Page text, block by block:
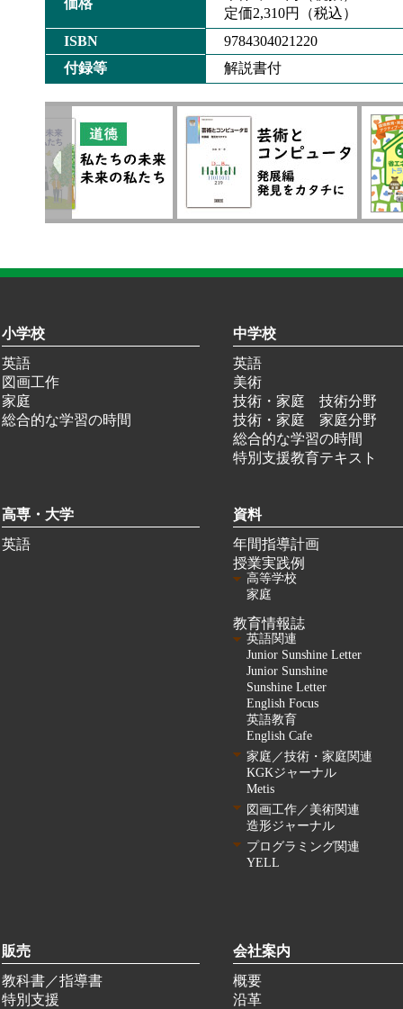
定価2,310円（税込）
ISBN
9784304021220
付録等
解説書付
小学校
英語
図画工作
家庭
総合的な学習の時間
中学校
英語
美術
技術・家庭 技術分野
技術・家庭 家庭分野
総合的な学習の時間
特別支援教育テキスト
高専・大学
英語
資料
年間指導計画
授業実践例
高等学校
家庭
教育情報誌
英語関連
Junior Sunshine Letter
Junior Sunshine
Sunshine Letter
English Focus
英語教育
English Cafe
家庭／技術・家庭関連
KGKジャーナル
Metis
図画工作／美術関連
造形ジャーナル
プログラミング関連
YELL
販売
教科書／指導書
特別支援
会社案内
概要
沿革